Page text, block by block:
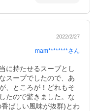
2022/2/27
mam********さん
に持たせるスープとし
スープでしたので、あ
、ところが！どれもそ
たので驚きました。な
ばしい風味が抜群)とわ